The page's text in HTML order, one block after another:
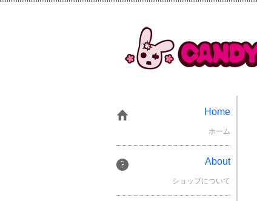
Home
ホーム
About
ショップについて